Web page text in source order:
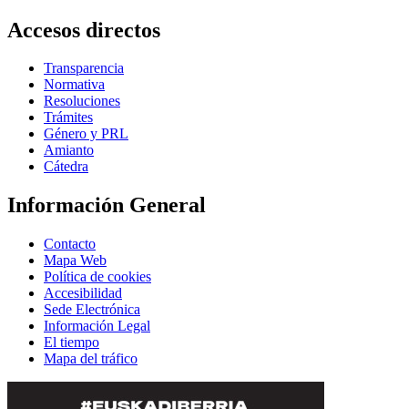
Accesos directos
Transparencia
Normativa
Resoluciones
Trámites
Género y PRL
Amianto
Cátedra
Información General
Contacto
Mapa Web
Política de cookies
Accesibilidad
Sede Electrónica
Información Legal
El tiempo
Mapa del tráfico